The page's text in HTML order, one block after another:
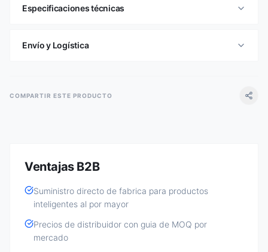
Especificaciones técnicas
Envío y Logística
COMPARTIR ESTE PRODUCTO
Ventajas B2B
Suministro directo de fabrica para productos
inteligentes al por mayor
Precios de distribuidor con guia de MOQ por
mercado